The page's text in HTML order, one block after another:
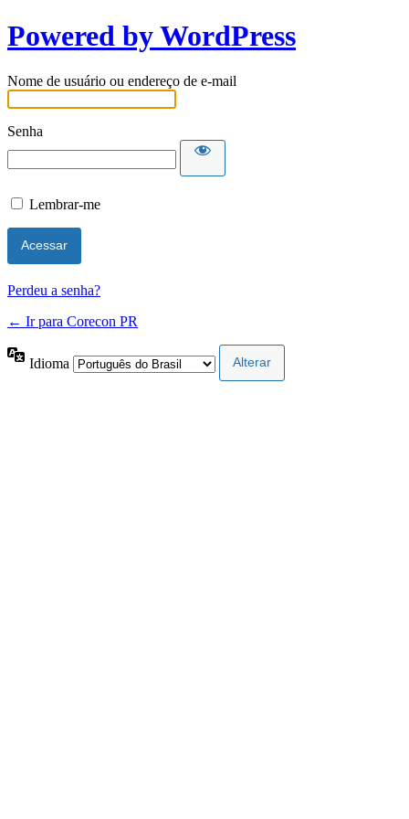
Powered by WordPress
Nome de usuário ou endereço de e-mail
Senha
Lembrar-me
Perdeu a senha?
← Ir para Corecon PR
Idioma